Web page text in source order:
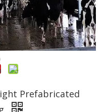
Prefabricated